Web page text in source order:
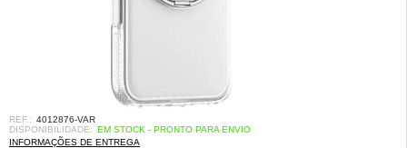
REF.: 4012876-VAR
DISPONIBILIDADE: EM STOCK - PRONTO PARA ENVIO
INFORMAÇÕES DE ENTREGA